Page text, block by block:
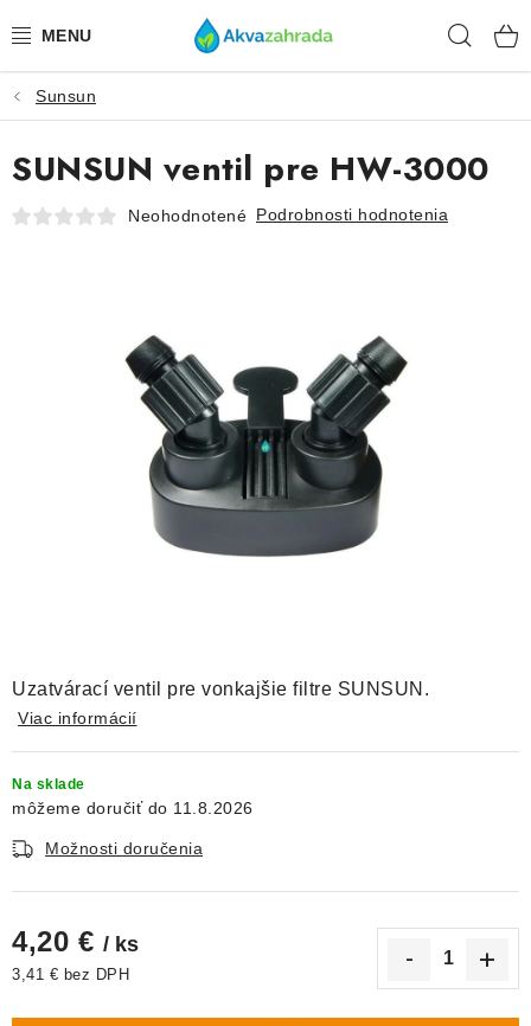
na
TECHNIKA
HNOJIVÁ
VODA
KRMIVÁ A VITAMÍNY
VÝPREDAJ
O nás
Sunsun
Uzatvárací ventil pre vonkajšie filtre SUNSUN.
Viac informácií
Na sklade
11.8.2026
Možnosti doručenia
4,20 € / ks
3,41 € bez DPH
SUNSUN ventil pre HW-3000
Neohodnotené Podrobnosti hodnotenia